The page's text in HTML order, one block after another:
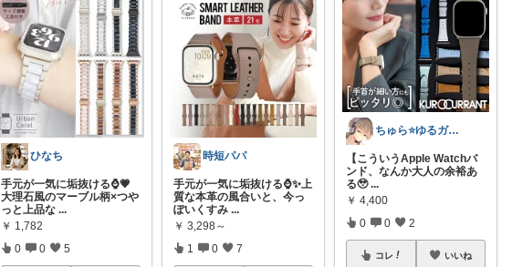
ひなち
手元が一気に垢抜ける⌚️💗
大理石風のマーブル柄×つや
っと上品な ...
￥ 1,782
0 0 5
時短パパ
手元が一気に垢抜ける⌚️✨上
質な本革の風合いと、今っ
ぽいくすみ ...
￥ 3,298～
1 0 7
ちゅら⭐️ゆるガジェ日和⭐️
【こういうApple Watchバ
ンド、なんか大人の余裕あ
る🥹 ...
￥ 4,400
0 0 2
コレ いいね